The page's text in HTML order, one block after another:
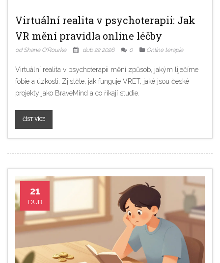
Virtuální realita v psychoterapii: Jak
VR mění pravidla online léčby
od Shane O'Rourke dub 22 2026 0 Online terapie
Virtuální realita v psychoterapii mění způsob, jakým liječíme
fobie a úzkosti. Zjistěte, jak funguje VRET, jaké jsou české
projekty jako BraveMind a co říkají studie.
ČÍST VÍCE
21
DUB